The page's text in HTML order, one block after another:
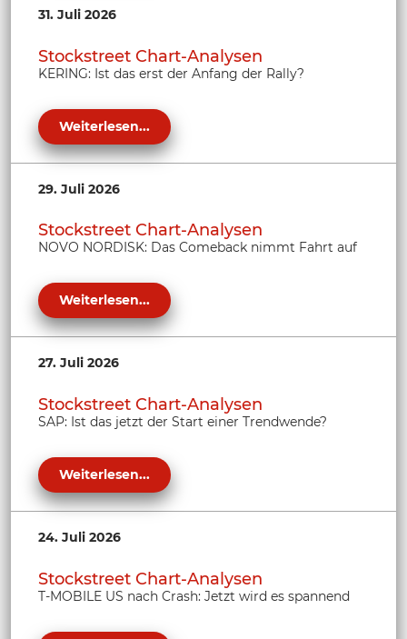
31. Juli 2026
Stockstreet Chart-Analysen
KERING: Ist das erst der Anfang der Rally?
Weiterlesen...
29. Juli 2026
Stockstreet Chart-Analysen
NOVO NORDISK: Das Comeback nimmt Fahrt auf
Weiterlesen...
27. Juli 2026
Stockstreet Chart-Analysen
SAP: Ist das jetzt der Start einer Trendwende?
Weiterlesen...
24. Juli 2026
Stockstreet Chart-Analysen
T-MOBILE US nach Crash: Jetzt wird es spannend